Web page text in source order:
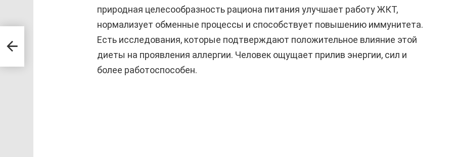
природная целесообразность рациона питания улучшает работу ЖКТ,
нормализует обменные процессы и способствует повышению иммунитета.
Есть исследования, которые подтверждают положительное влияние этой
диеты на проявления аллергии. Человек ощущает прилив энергии, сил и
более работоспособен.